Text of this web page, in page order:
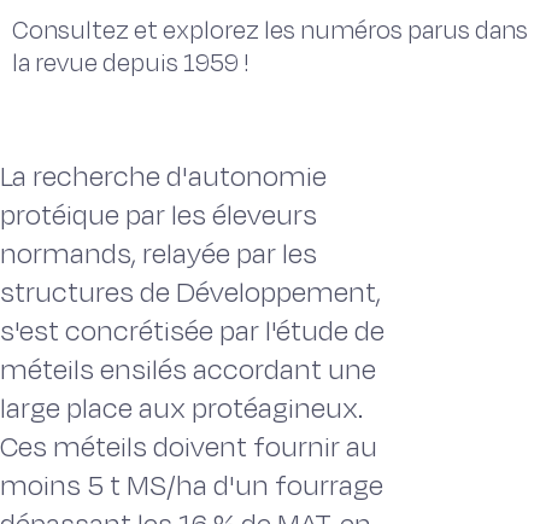
Consultez et explorez les numéros parus dans
la revue depuis 1959 !
La recherche d'autonomie
protéique par les éleveurs
normands, relayée par les
structures de Développement,
s'est concrétisée par l'étude de
méteils ensilés accordant une
large place aux protéagineux.
Ces méteils doivent fournir au
moins 5 t MS/ha d'un fourrage